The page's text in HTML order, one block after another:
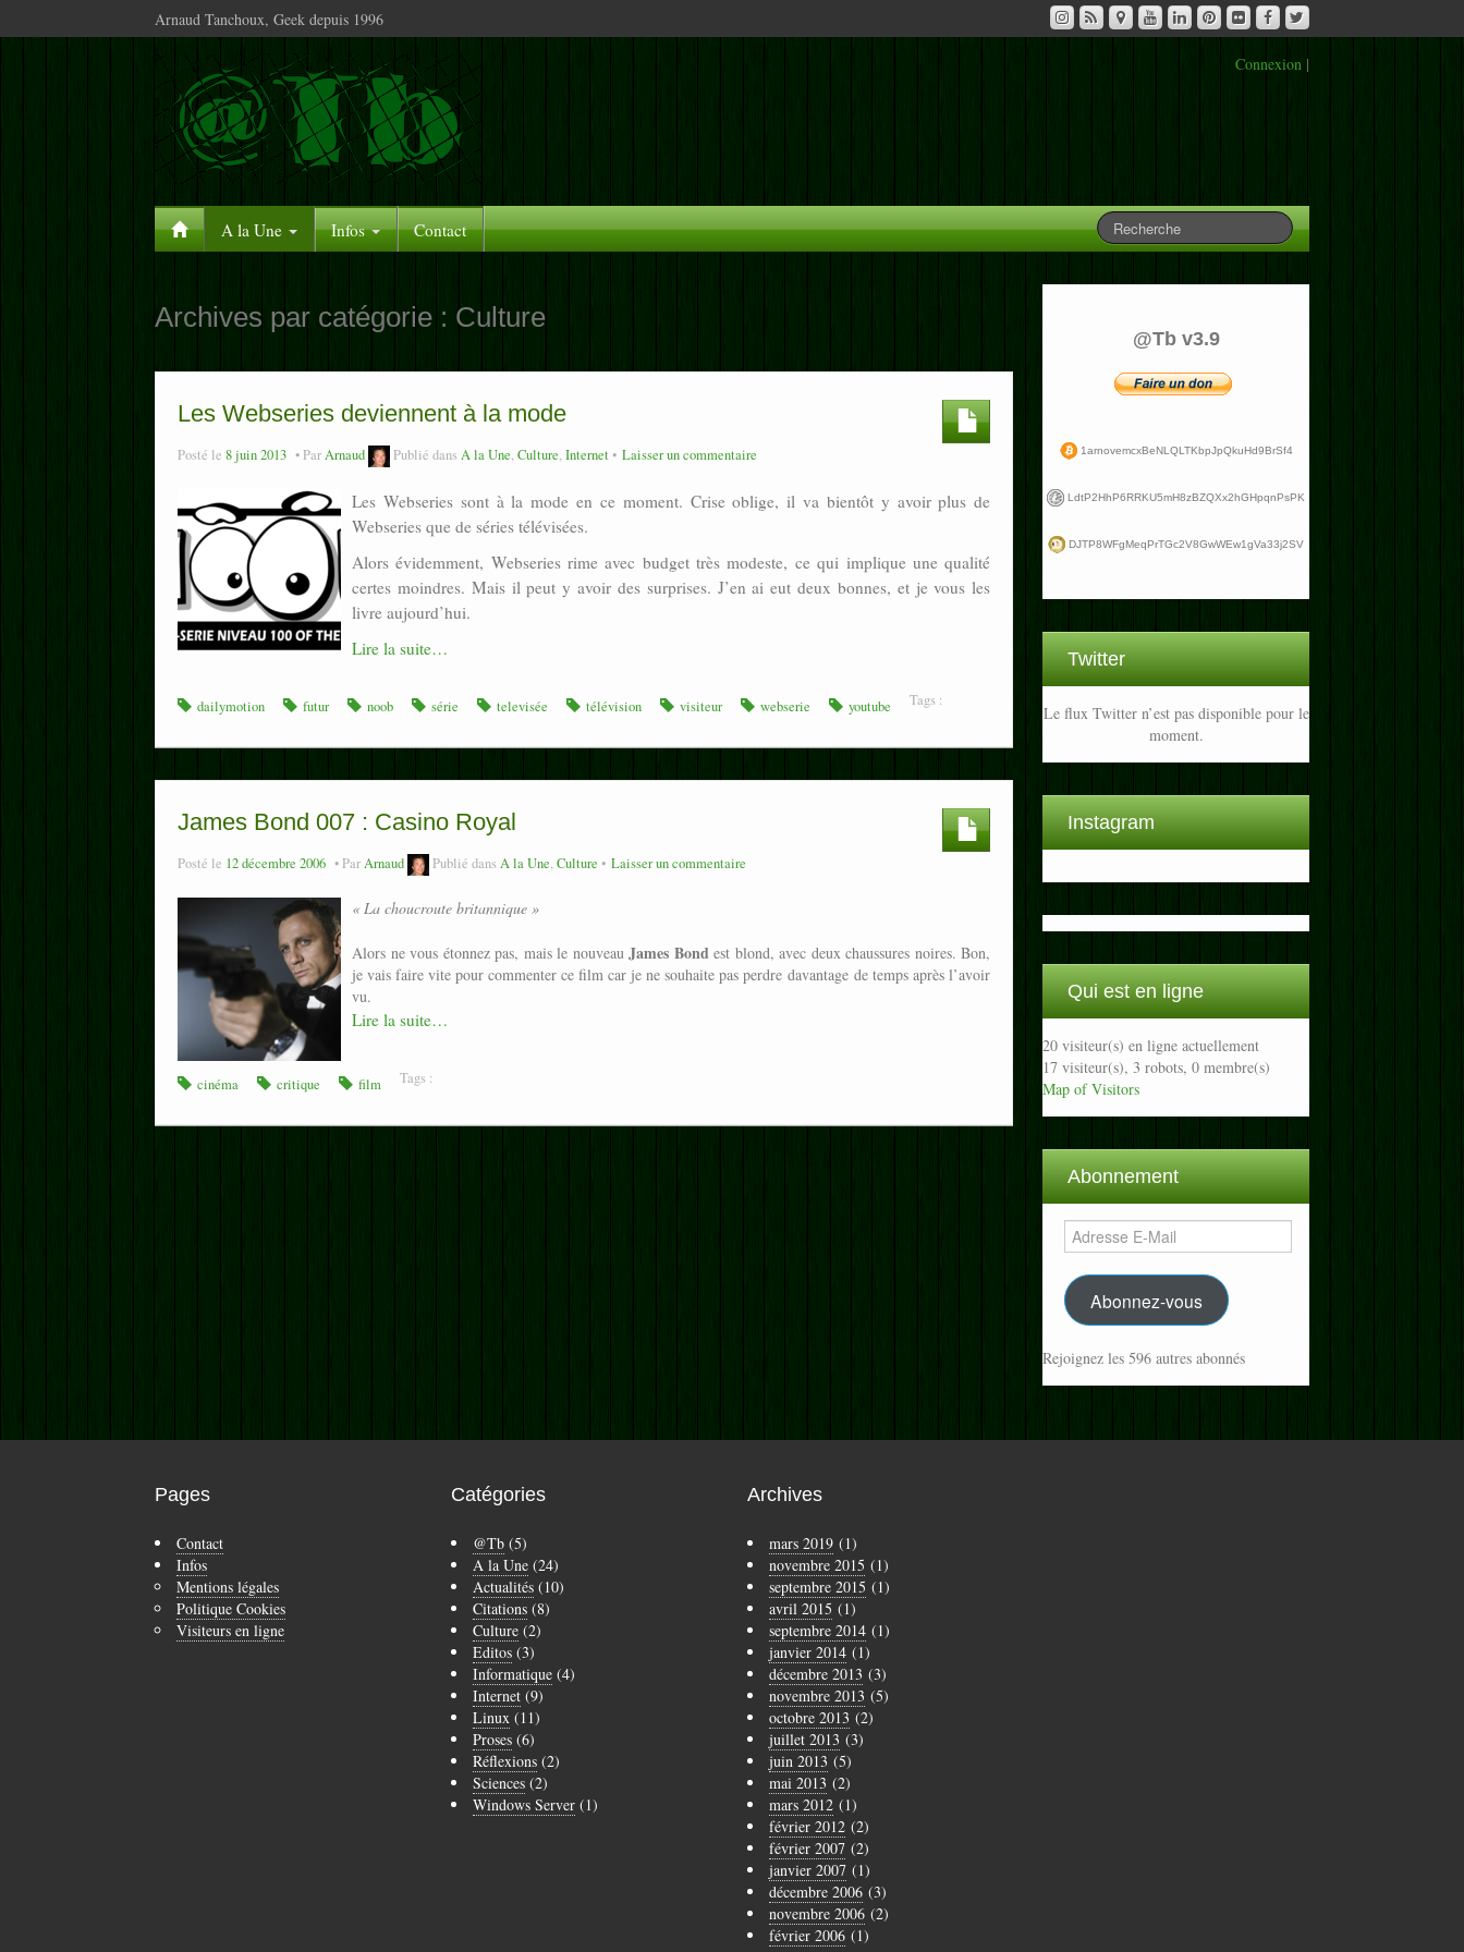
Arnaud Tanchoux, Geek depuis 1996
Connexion|
A la Une Infos Contact
Archives par catégorie : Culture
Les Webseries deviennent à la mode
Posté le 8 juin 2013 ParArnaud Publié dansA la Une,Culture,Internet Laisser un commentaire
Les Webseries sont à la mode en ce moment. Crise oblige, il va bientôt y avoir plus de
Webseries que de séries télévisées.
Alors évidemment, Webseries rime avec budget très modeste, ce qui implique une qualité
certes moindres. Mais il peut y avoir des surprises. J’en ai eut deux bonnes, et je vous les
livre aujourd’hui.
Lire la suite…
Tags :
dailymotion futur noob série televisée télévision visiteur webserie youtube
James Bond 007 : Casino Royal
Posté le 12 décembre 2006 ParArnaud Publié dansA la Une,Culture Laisser un commentaire
« La choucroute britannique »
Alors ne vous étonnez pas, mais le nouveauJames Bondest blond, avec deux chaussures noires. Bon,
je vais faire vite pour commenter ce film car je ne souhaite pas perdre davantage de temps après l’avoir
vu.
Lire la suite…
Tags :
cinéma critique film
@Tb v3.9
1arnovemcxBeNLQLTKbpJpQkuHd9BrSf4
LdtP2HhP6RRKU5mH8zBZQXx2hGHpqnPsPK
DJTP8WFgMeqPrTGc2V8GwWEw1gVa33j2SV
Twitter
Le flux Twitter n’est pas disponible pour le
moment.
Instagram
Qui est en ligne
20 visiteur(s) en ligne actuellement
17 visiteur(s), 3 robots, 0 membre(s)
Map of Visitors
Abonnement
Adresse
E-
Mail
Abonnez-vous
Rejoignez les 596 autres abonnés
Pages
Contact
Infos
Mentions légales
Politique Cookies
Visiteurs en ligne
Catégories
@Tb(5)
A la Une(24)
Actualités(10)
Citations(8)
Culture(2)
Editos(3)
Informatique(4)
Internet(9)
Linux(11)
Proses(6)
Réflexions(2)
Sciences(2)
Windows Server(1)
Archives
mars 2019(1)
novembre 2015 (1)
septembre 2015 (1)
avril 2015 (1)
septembre 2014(1)
janvier 2014(1)
décembre 2013 (3)
novembre 2013 (5)
octobre 2013 (2)
juillet 2013 (3)
juin 2013 (5)
mai 2013 (2)
mars 2012(1)
février 2012(2)
février 2007(2)
janvier 2007(1)
décembre 2006(3)
novembre 2006(2)
février 2006(1)